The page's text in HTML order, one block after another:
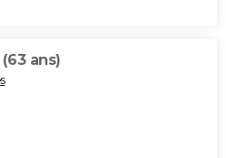
(63 ans)